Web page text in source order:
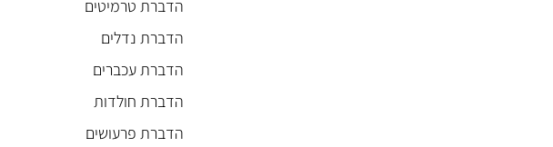
הדברת טרמיטים
הדברת נדלים
הדברת עכברים
הדברת חולדות
הדברת פרעושים